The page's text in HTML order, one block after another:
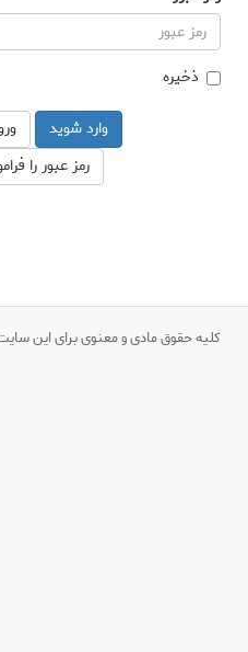
ذخیره
رمز عبور را
کلیه حقوق مادی و معنوی برای این